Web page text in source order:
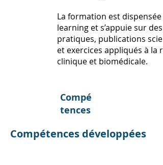
La formation est dispensée
learning et s’appuie sur des
pratiques, publications
et exercices appliqués à la
clinique et biomédicale.
Compé
tences
Compétences développées